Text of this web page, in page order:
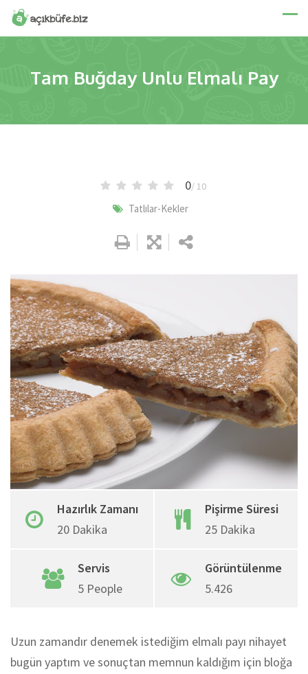
Skip
Tam Buğday Unlu Elmalı Pay
0/ 10
Tatlılar-Kekler
Google+
Whatsapp
Pinterest
Share
via
Email
Hazırlık Zamanı
20 Dakika
Pişirme Süresi
25 Dakika
Servis
5 People
Görüntülenme
5.426
Uzun zamandır denemek istediğim elmalı payı nihayet
bugün yaptım ve sonuçtan memnun kaldığım için bloğa